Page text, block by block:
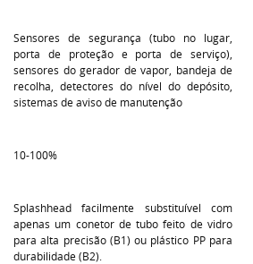
Sensores de segurança (tubo no lugar,
porta de proteção e porta de serviço),
sensores do gerador de vapor, bandeja de
recolha, detectores do nível do depósito,
sistemas de aviso de manutenção
10-100%
Splashhead facilmente substituível com
apenas um conetor de tubo feito de vidro
para alta precisão (B1) ou plástico PP para
durabilidade (B2).